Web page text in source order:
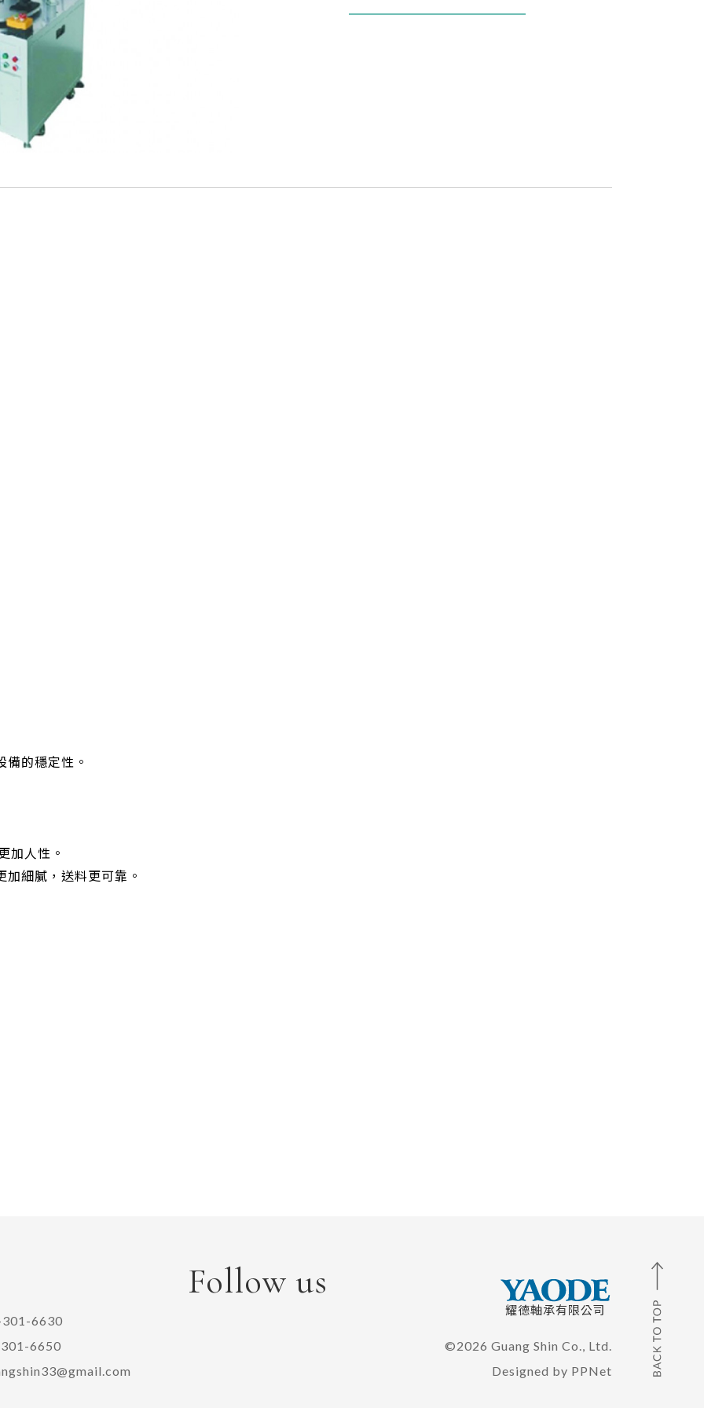
備的穩定性。
加人性。
細膩，送料更可靠。
6630
6650
Follow us
耀德軸承有限公司
©2026 Guang Shin Co., Ltd.
Designed by PPNet